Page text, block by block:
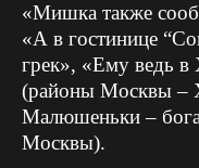
«Мишка также
«А в гостинице
грек», «Ему ведь
(районы Москвы –
Малюшеньки –
Москвы).